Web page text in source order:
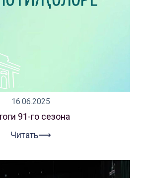
16.06.2025
91-го сезона
Читать⟶